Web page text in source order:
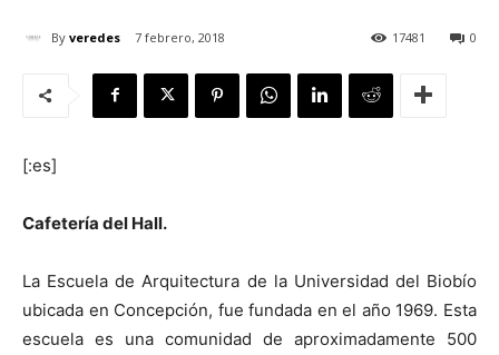
By veredes 7 febrero, 2018 0
17481
[:es]
Cafetería del Hall.
La Escuela de Arquitectura de la Universidad del Biobío
ubicada en Concepción, fue fundada en el año 1969. Esta
escuela es una comunidad de aproximadamente 500